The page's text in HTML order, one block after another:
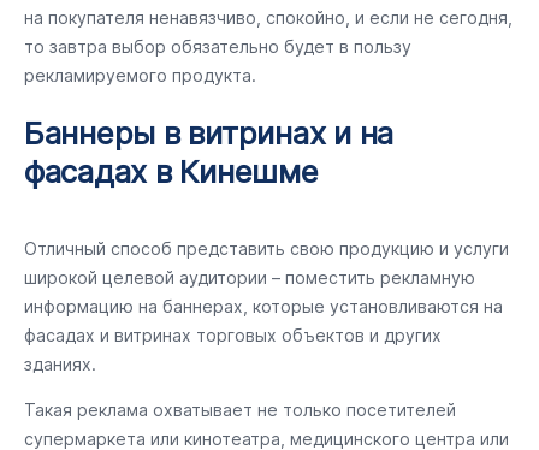
на покупателя ненавязчиво, спокойно, и если не сегодня,
то завтра выбор обязательно будет в пользу
рекламируемого продукта.
Баннеры в витринах и на
фасадах в Кинешме
Отличный способ представить свою продукцию и услуги
широкой целевой аудитории – поместить рекламную
информацию на баннерах, которые установливаются на
фасадах и витринах торговых объектов и других
зданиях.
Такая реклама охватывает не только посетителей
супермаркета или кинотеатра, медицинского центра или